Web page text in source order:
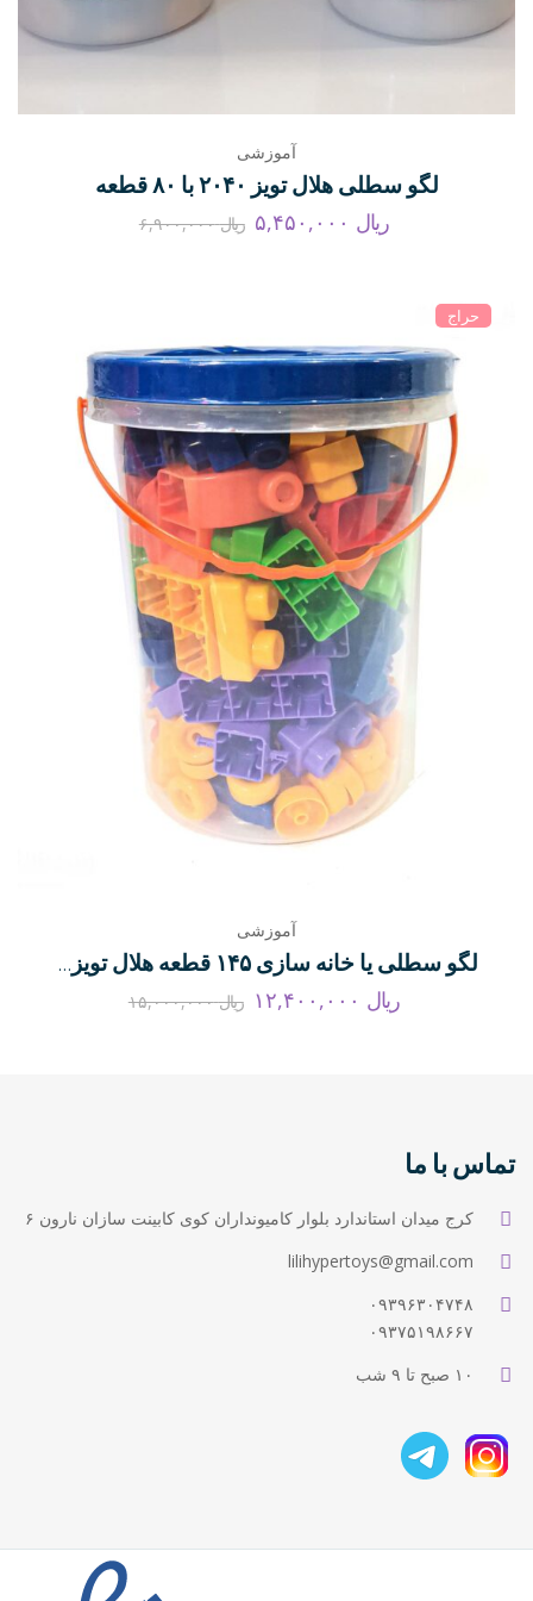
آموزشی
لگو سطلی هلال تویز ۲۰۴۰ با ۸۰ قطعه
ریال ریال۶,۹۰۰,۰۰۰
حراج
آموزشی
لگو سطلی یا خانه سازی ۱۴۵ قطعه هلال تویز مدل ۲۰۷۰
ریال ریال۱۵,۰۰۰,۰۰۰
تماس با ما
کرج میدان استاندارد بلوار کامیونداران کوی کابینت سازان نارون ۶
lilihypertoys@gmail.com
۰۹۳۹۶۳۰۴۷۴۸
۰۹۳۷۵۱۹۸۶۶۷
۱۰ صبح تا ۹ شب